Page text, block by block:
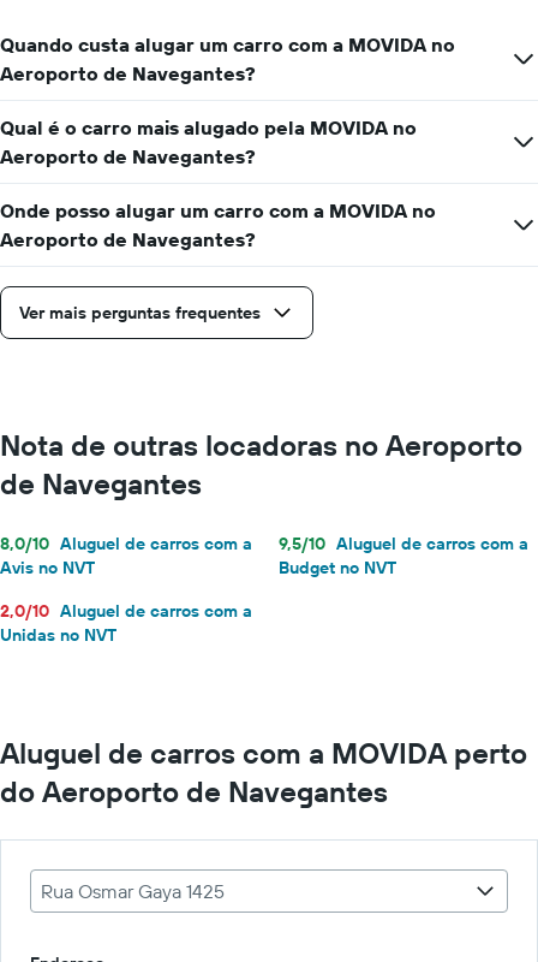
de
carro
por
um
Quando custa alugar um carro com a MOVIDA no
Aeroporto de Navegantes?
Qual é o carro mais alugado pela MOVIDA no
Aeroporto de Navegantes?
Onde posso alugar um carro com a MOVIDA no
Aeroporto de Navegantes?
Ver mais perguntas frequentes
Nota de outras locadoras no Aeroporto
de Navegantes
8,0/10 Aluguel de carros com a
Avis no NVT
9,5/10 Aluguel de carros com a
Budget no NVT
2,0/10 Aluguel de carros com a
Unidas no NVT
Aluguel de carros com a MOVIDA perto
do Aeroporto de Navegantes
Rua Osmar Gaya 1425